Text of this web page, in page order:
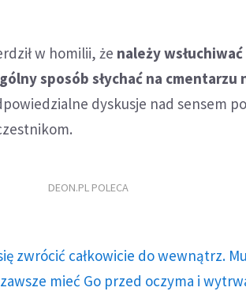
w homilii, że należy wsłuchiwać
sposób słychać na cmentarzu
dyskusje nad sensem
DEON.PL POLECA
zwrócić całkowicie do wewnątrz.
mieć Go przed oczyma i